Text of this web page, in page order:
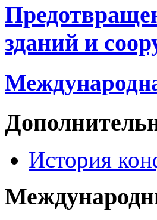
зданий и
История